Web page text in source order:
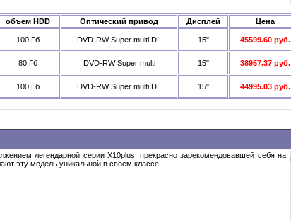
объем HDD Оптический привод Дисплей Цена
100 Гб DVD-RW Super multi DL 15" 45599.60 руб.
80 Гб DVD-RW Super multi 15" 38957.37 руб.
100 Гб DVD-RW Super multi DL 15" 44995.03 руб.
легендарной серии Х10plus, прекрасно зарекомендовавшей себя на
эту модель уникальной в своем классе.